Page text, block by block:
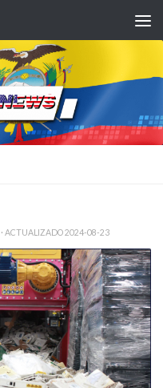
· ACTUALIZADO2024-08-23